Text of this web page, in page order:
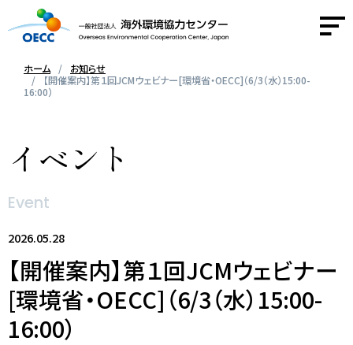
採用情報
ホーム
お知らせ
【開催案内】第１回JCMウェビナー[環境省・OECC]（6/3（水）15:00-
16:00）
イベント
Event
2026.05.28
【開催案内】第１回JCMウェビナー
[環境省・OECC]（6/3（水）15:00-
16:00）